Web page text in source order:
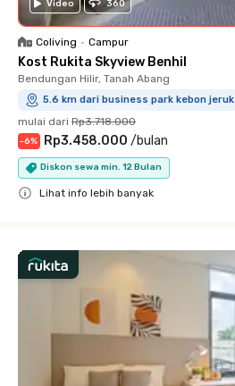
Video 360
Coliving • Campur
Kost Rukita Skyview Benhil
Bendungan Hilir, Tanah Abang
5.6 km dari business park kebon jeruk
mulai dari Rp3.718.000
-6% Rp3.458.000 /bulan
Diskon sewa min. 12 Bulan
Lihat info lebih banyak